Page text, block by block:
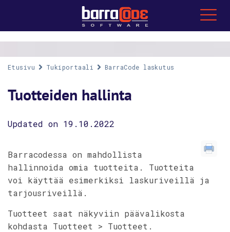
Etusivu Tukiportaali BarraCode laskutus
Tuotteiden hallinta
Updated on 19.10.2022
Barracodessa on mahdollista
hallinnoida omia tuotteita. Tuotteita
voi käyttää esimerkiksi laskuriveillä ja
tarjousriveillä.
Tuotteet saat näkyviin päävalikosta
kohdasta Tuotteet > Tuotteet.